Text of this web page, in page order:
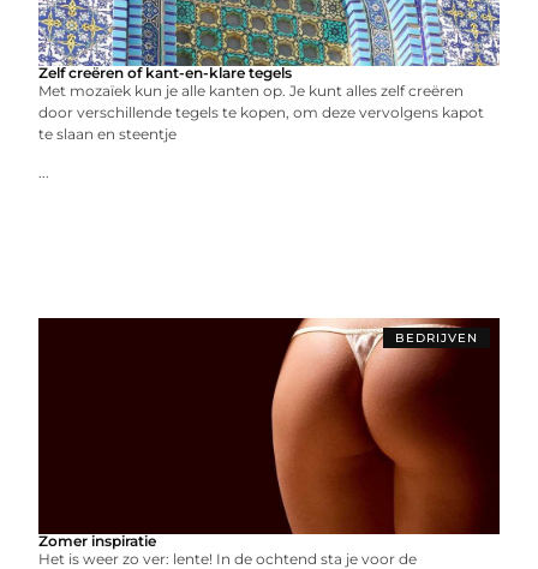
Zelf creëren of kant-en-klare tegels
Met mozaïek kun je alle kanten op. Je kunt alles zelf creëren
door verschillende tegels te kopen, om deze vervolgens kapot
te slaan en steentje
...
BEDRIJVEN
Zomer inspiratie
Het is weer zo ver: lente! In de ochtend sta je voor de